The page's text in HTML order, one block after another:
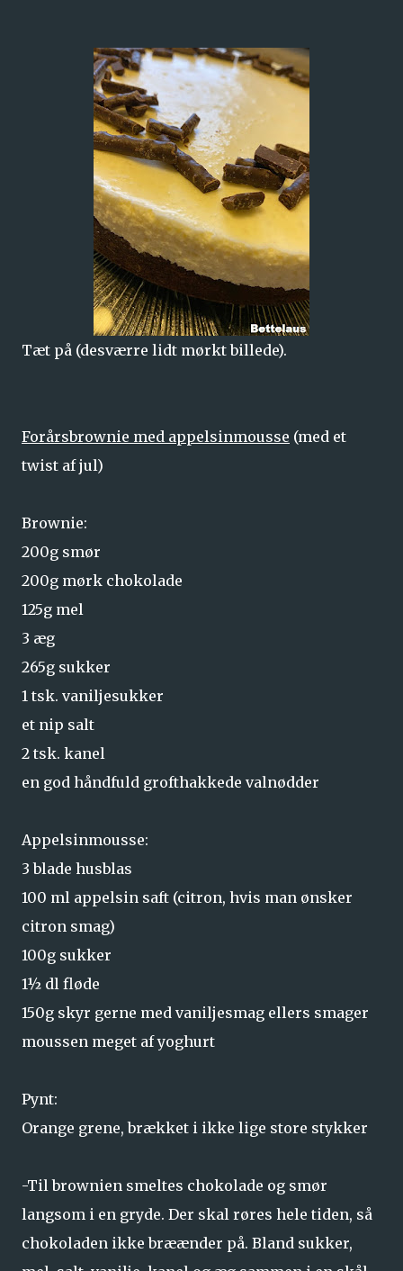
Tæt på (desværre lidt mørkt billede).
Forårsbrownie med appelsinmousse (med et
twist af jul)
Brownie:
200g smør
200g mørk chokolade
125g mel
3 æg
265g sukker
1 tsk. vaniljesukker
et nip salt
2 tsk. kanel
en god håndfuld grofthakkede valnødder
Appelsinmousse:
3 blade husblas
100 ml appelsin saft (citron, hvis man ønsker
citron smag)
100g sukker
1½ dl fløde
150g skyr gerne med vaniljesmag ellers smager
moussen meget af yoghurt
Pynt:
Orange grene, brækket i ikke lige store stykker
-Til brownien smeltes chokolade og smør
langsom i en gryde. Der skal røres hele tiden, så
chokoladen ikke bræænder på. Bland sukker,